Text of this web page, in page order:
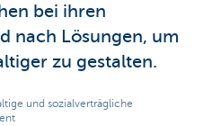
bei ihren
nach Lösungen, um
zu gestalten.
und sozialverträgliche